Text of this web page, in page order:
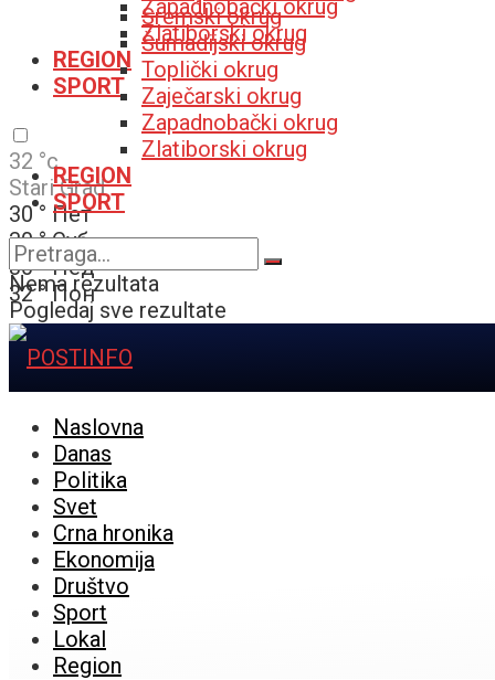
Zapadnobački okrug
Zlatiborski okrug
REGION
SPORT
32 °c
Stari Grad
30 ° Пет
30 ° Суб
30 ° Нед
32 ° Пон
Sremski okrug
Šumadijski okrug
Toplički okrug
Zaječarski okrug
Zapadnobački okrug
Zlatiborski okrug
REGION
SPORT
Nema rezultata
Pogledaj sve rezultate
Naslovna
Danas
Politika
Svet
Crna hronika
Ekonomija
Društvo
Sport
Lokal
Region